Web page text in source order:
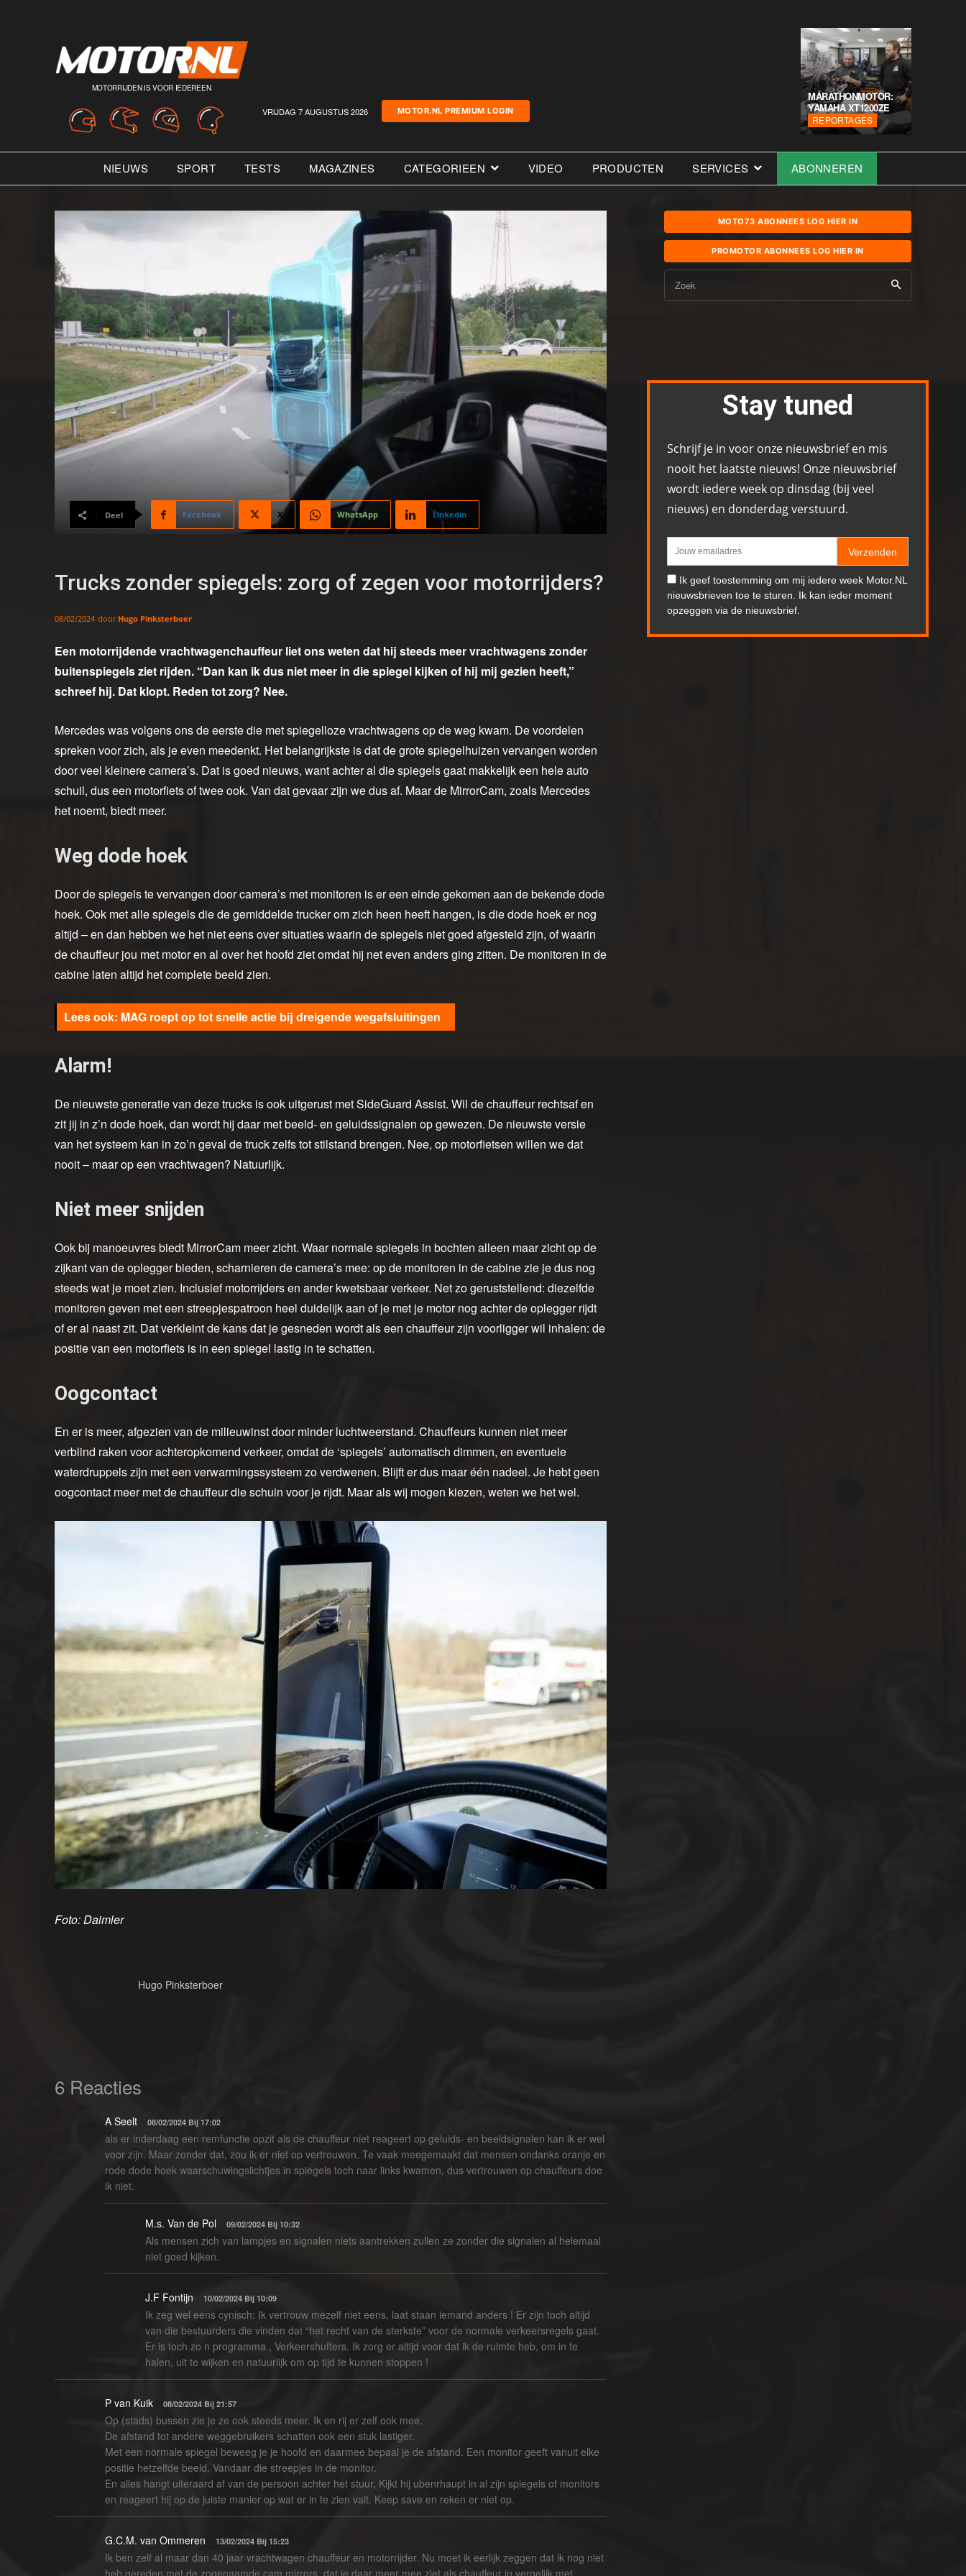
MOTORRIJDEN IS VOOR IEDEREEN
VRIJDAG 7 AUGUSTUS 2026 MOTOR.NL PREMIUM LOGIN
MARATHONMOTOR:
YAMAHA XT1200ZE
REPORTAGES
NIEUWS SPORT TESTS MAGAZINES CATEGORIEEN VIDEO PRODUCTEN SERVICES ABONNEREN
Deel Facebook X WhatsApp Linkedin
Trucks zonder spiegels: zorg of zegen voor motorrijders?
08/02/2024 door Hugo Pinksterboer
Een motorrijdende vrachtwagenchauffeur liet ons weten dat hij steeds meer vrachtwagens zonder
buitenspiegels ziet rijden. “Dan kan ik dus niet meer in die spiegel kijken of hij mij gezien heeft,”
schreef hij. Dat klopt. Reden tot zorg? Nee.
Mercedes was volgens ons de eerste die met spiegelloze vrachtwagens op de weg kwam. De voordelen
spreken voor zich, als je even meedenkt. Het belangrijkste is dat de grote spiegelhuizen vervangen worden
door veel kleinere camera’s. Dat is goed nieuws, want achter al die spiegels gaat makkelijk een hele auto
schuil, dus een motorfiets of twee ook. Van dat gevaar zijn we dus af. Maar de MirrorCam, zoals Mercedes
het noemt, biedt meer.
Weg dode hoek
Door de spiegels te vervangen door camera’s met monitoren is er een einde gekomen aan de bekende dode
hoek. Ook met alle spiegels die de gemiddelde trucker om zich heen heeft hangen, is die dode hoek er nog
altijd – en dan hebben we het niet eens over situaties waarin de spiegels niet goed afgesteld zijn, of waarin
de chauffeur jou met motor en al over het hoofd ziet omdat hij net even anders ging zitten. De monitoren in de
cabine laten altijd het complete beeld zien.
MAG roept op tot snelle actie bij dreigende wegafsluitingen
Alarm!
De nieuwste generatie van deze trucks is ook uitgerust met SideGuard Assist. Wil de chauffeur rechtsaf en
zit jij in z’n dode hoek, dan wordt hij daar met beeld- en geluidssignalen op gewezen. De nieuwste versie
van het systeem kan in zo’n geval de truck zelfs tot stilstand brengen. Nee, op motorfietsen willen we dat
nooit – maar op een vrachtwagen? Natuurlijk.
Niet meer snijden
Ook bij manoeuvres biedt MirrorCam meer zicht. Waar normale spiegels in bochten alleen maar zicht op de
zijkant van de oplegger bieden, scharnieren de camera’s mee: op de monitoren in de cabine zie je dus nog
steeds wat je moet zien. Inclusief motorrijders en ander kwetsbaar verkeer. Net zo geruststellend: diezelfde
monitoren geven met een streepjespatroon heel duidelijk aan of je met je motor nog achter de oplegger rijdt
of er al naast zit. Dat verkleint de kans dat je gesneden wordt als een chauffeur zijn voorligger wil inhalen: de
positie van een motorfiets is in een spiegel lastig in te schatten.
Oogcontact
En er is meer, afgezien van de milieuwinst door minder luchtweerstand. Chauffeurs kunnen niet meer
verblind raken voor achteropkomend verkeer, omdat de ‘spiegels’ automatisch dimmen, en eventuele
waterdruppels zijn met een verwarmingssysteem zo verdwenen. Blijft er dus maar één nadeel. Je hebt geen
oogcontact meer met de chauffeur die schuin voor je rijdt. Maar als wij mogen kiezen, weten we het wel.
Foto: Daimler
Hugo Pinksterboer
6 Reacties
A Seelt 08/02/2024 Bij 17:02
als er inderdaag een remfunctie opzit als de chauffeur niet reageert op geluids- en beeldsignalen kan ik er wel
voor zijn. Maar zonder dat, zou ik er niet op vertrouwen. Te vaak meegemaakt dat mensen ondanks oranje en
rode dode hoek waarschuwingslichtjes in spiegels toch naar links kwamen, dus vertrouwen op chauffeurs doe
ik niet.
M.s. Van de Pol 09/02/2024 Bij 10:32
Als mensen zich van lampjes en signalen niets aantrekken zullen ze zonder die signalen al helemaal
niet goed kijken.
J.F Fontijn 10/02/2024 Bij 10:09
Ik zeg wel eens cynisch: Ik vertrouw mezelf niet eens, laat staan iemand anders ! Er zijn toch altijd
van die bestuurders die vinden dat “het recht van de sterkste” voor de normale verkeersregels gaat.
Er is toch zo n programma , Verkeershufters. Ik zorg er altijd voor dat ik de ruimte heb, om in te
halen, uit te wijken en natuurlijk om op tijd te kunnen stoppen !
P van Kuik 08/02/2024 Bij 21:57
Op (stads) bussen zie je ze ook steeds meer. Ik en rij er zelf ook mee.
De afstand tot andere weggebruikers schatten ook een stuk lastiger.
Met een normale spiegel beweeg je je hoofd en daarmee bepaal je de afstand. Een monitor geeft vanuit elke
positie hetzelfde beeld. Vandaar die streepjes in de monitor.
En alles hangt uiteraard af van de persoon achter het stuur, Kijkt hij ubenrhaupt in al zijn spiegels of monitors
en reageert hij op de juiste manier op wat er in te zien valt. Keep save en reken er niet op.
G.C.M. van Ommeren 13/02/2024 Bij 15:23
Ik ben zelf al maar dan 40 jaar vrachtwagen chauffeur en motorrijder. Nu moet ik eerlijk zeggen dat ik nog niet
heb gereden met de zogenaamde cam mirrors, dat je daar meer mee ziet als chauffeur in vergelijk met
MOTO73 ABONNEES LOG HIER IN
PROMOTOR ABONNEES LOG HIER IN
Zoek
Stay tuned
Schrijf je in voor onze nieuwsbrief en mis
nooit het laatste nieuws! Onze nieuwsbrief
wordt iedere week op dinsdag (bij veel
nieuws) en donderdag verstuurd.
Verzenden
Ik geef toestemming om mij iedere week Motor.NL
nieuwsbrieven toe te sturen. Ik kan ieder moment
opzeggen via de nieuwsbrief.